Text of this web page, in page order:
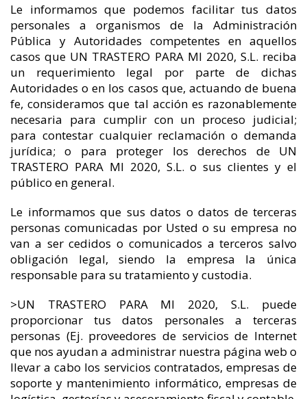
Le informamos que podemos facilitar tus datos
personales a organismos de la Administración
Pública y Autoridades competentes en aquellos
casos que UN TRASTERO PARA MI 2020, S.L. reciba
un requerimiento legal por parte de dichas
Autoridades o en los casos que, actuando de buena
fe, consideramos que tal acción es razonablemente
necesaria para cumplir con un proceso judicial;
para contestar cualquier reclamación o demanda
jurídica; o para proteger los derechos de UN
TRASTERO PARA MI 2020, S.L. o sus clientes y el
público en general.
Le informamos que sus datos o datos de terceras
personas comunicadas por Usted o su empresa no
van a ser cedidos o comunicados a terceros salvo
obligación legal, siendo la empresa la única
responsable para su tratamiento y custodia.
>UN TRASTERO PARA MI 2020, S.L. puede
proporcionar tus datos personales a terceras
personas (Ej. proveedores de servicios de Internet
que nos ayudan a administrar nuestra página web o
llevar a cabo los servicios contratados, empresas de
soporte y mantenimiento informático, empresas de